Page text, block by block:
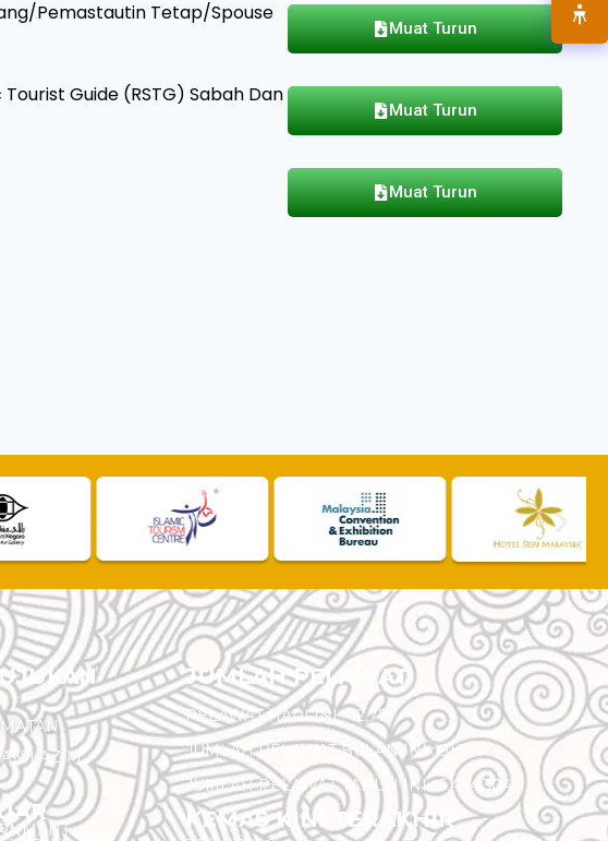
Pemastautin Tetap/Spouse
Muat Turun
Guide (RSTG) Sabah Dan
Muat Turun
Muat Turun
LAZIM
JUMLAH PELAWAT
PELAWAT HARI INI : 12,791
JUMLAH PELAWAT BULAN INI : 91,719
JUMLAH PELAWAT TAHUN INI : 5,494,304
KEMAS KINI TERAKHIR